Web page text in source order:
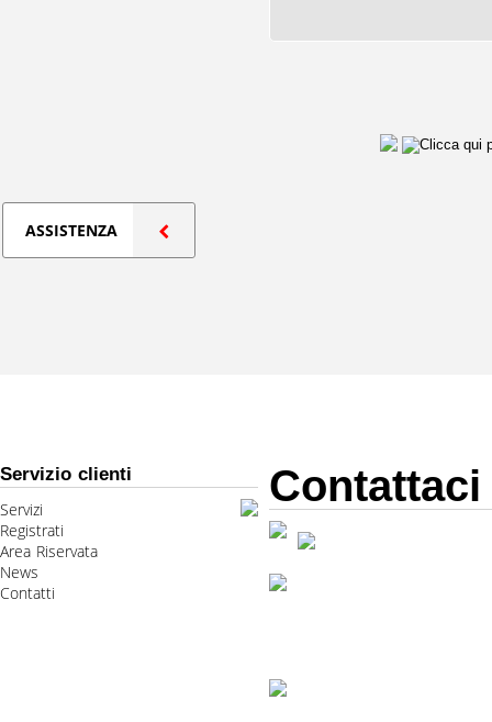
ASSISTENZA
Servizio clienti
Servizi
Registrati
Area Riservata
News
Contatti
Contattaci